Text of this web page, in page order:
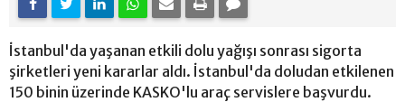
İstanbul'da yaşanan etkili dolu yağışı sonrası sigorta
şirketleri yeni kararlar aldı. İstanbul'da doludan etkilenen
150 binin üzerinde KASKO'lu araç servislere başvurdu.